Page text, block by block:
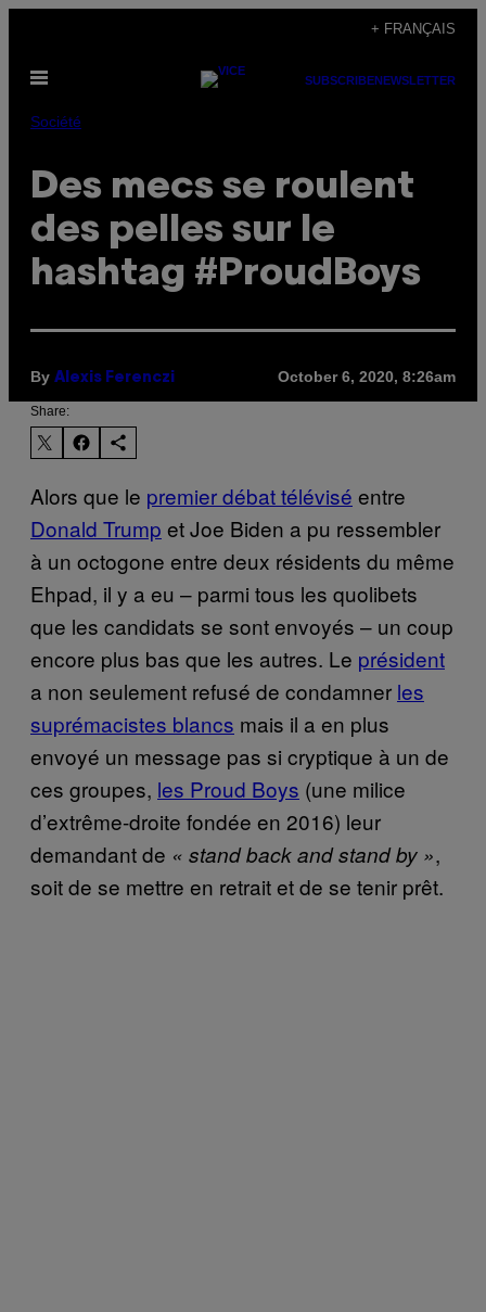
content
+ FRANÇAIS
Open
SUBSCRIBENEWSLETTER
Société
Des mecs se roulent
des pelles sur le
hashtag #ProudBoys
By Alexis Ferenczi October 6, 2020, 8:26am
Share:
Alors que le premier débat télévisé entre
Donald Trump et Joe Biden a pu ressembler
à un octogone entre deux résidents du même
Ehpad, il y a eu – parmi tous les quolibets
que les candidats se sont envoyés – un coup
encore plus bas que les autres. Le président
a non seulement refusé de condamner les
suprémacistes blancs mais il a en plus
envoyé un message pas si cryptique à un de
ces groupes, les Proud Boys (une milice
d’extrême-droite fondée en 2016) leur
demandant de « stand back and stand by »,
soit de se mettre en retrait et de se tenir prêt.